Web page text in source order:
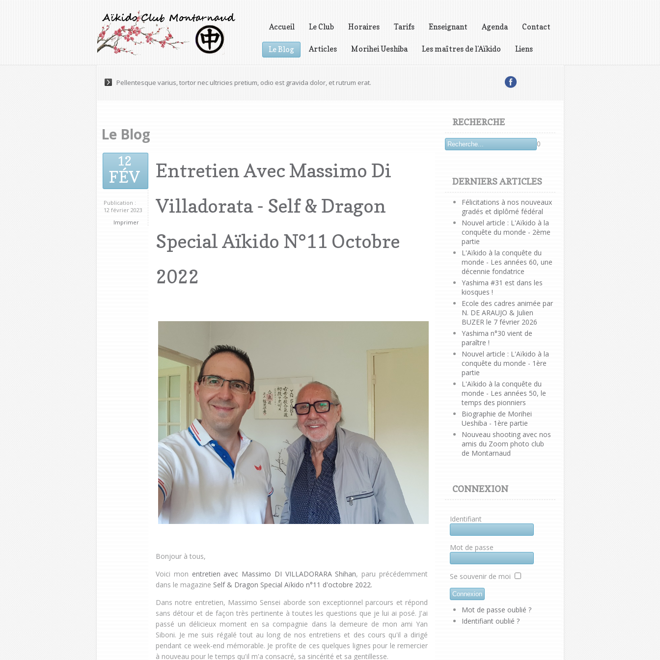
Accueil Le Club Horaires Tarifs Enseignant Agenda Contact
Le Blog Articles Morihei Ueshiba Les maîtres de l'Aïkido Liens
Pellentesque varius, tortor nec ultricies pretium, odio est gravida dolor, et rutrum erat.
Le Blog
12
FÉV
Publication :
12 février 2023
Imprimer
Entretien Avec Massimo Di
Villadorata - Self & Dragon
Special Aïkido N°11 Octobre
2022
Bonjour à tous,
Voici mon entretien avec Massimo DI VILLADORARA Shihan, paru précédemment
dans le magazine Self & Dragon Special Aïkido n°11 d'octobre 2022.
Dans notre entretien, Massimo Sensei aborde son exceptionnel parcours et répond
sans détour et de façon très pertinente à toutes les questions que je lui ai posé. J'ai
passé un délicieux moment en sa compagnie dans la demeure de mon ami Yan
Siboni. Je me suis régalé tout au long de nos entretiens et des cours qu'il a dirigé
pendant ce week-end mémorable. Je profite de ces quelques lignes pour le remercier
à nouveau pour le temps qu'il m'a consacré, sa sincérité et sa gentillesse.
RECHERCHE
0
DERNIERS ARTICLES
Félicitations à nos nouveaux
gradés et diplômé fédéral
Nouvel article : L'Aïkido à la
conquête du monde - 2ème
partie
L'Aïkido à la conquête du
monde - Les années 60, une
décennie fondatrice
Yashima #31 est dans les
kiosques !
Ecole des cadres animée par
N. DE ARAUJO & Julien
BUZER le 7 février 2026
Yashima n°30 vient de
paraître !
Nouvel article : L'Aïkido à la
conquête du monde - 1ère
partie
L'Aïkido à la conquête du
monde - Les années 50, le
temps des pionniers
Biographie de Morihei
Ueshiba - 1ère partie
Nouveau shooting avec nos
amis du Zoom photo club
de Montarnaud
CONNEXION
Identifiant
Mot de passe
Se souvenir de moi
Mot de passe oublié ?
Identifiant oublié ?